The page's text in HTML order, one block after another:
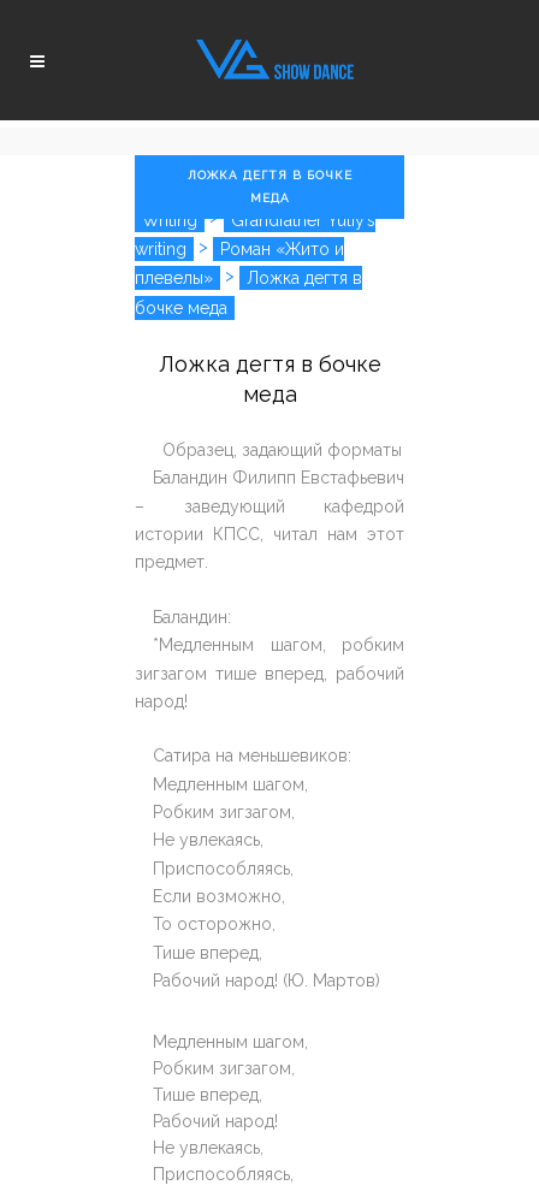
ЛОЖКА ДЕГТЯ В БОЧКЕ
МЕДА
Writing > Grandfather Yuliy’s
writing
>
Роман «Жито и
плевелы»
>
Ложка дегтя в
бочке меда
Ложка дегтя в бочке
меда
Образец, задающий форматы
Баландин Филипп Евстафьевич
– заведующий кафедрой
истории КПСС, читал нам этот
предмет.
Баландин:
*Медленным шагом, робким
зигзагом тише вперед, рабочий
народ!
Сатира на меньшевиков:
Медленным шагом,
Робким зигзагом,
Не увлекаясь,
Приспособляясь,
Если возможно,
То осторожно,
Тише вперед,
Рабочий народ! (Ю. Мартов)
Медленным шагом,
Робким зигзагом,
Тише вперед,
Рабочий народ!
Не увлекаясь,
Приспособляясь,